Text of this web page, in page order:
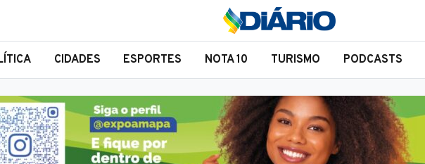
CIDADES ESPORTES NOTA 10 TURISMO PODCASTS